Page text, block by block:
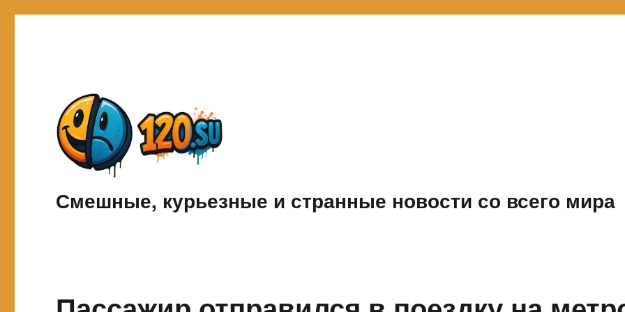
Смешные, курьезные и странные новости со всего мира